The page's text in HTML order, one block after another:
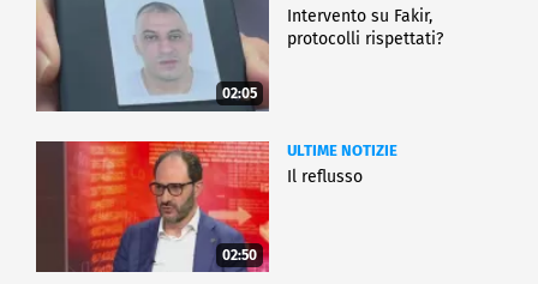
02:05
Intervento su Fakir,
protocolli rispettati?
02:50
ULTIME NOTIZIE
Il reflusso